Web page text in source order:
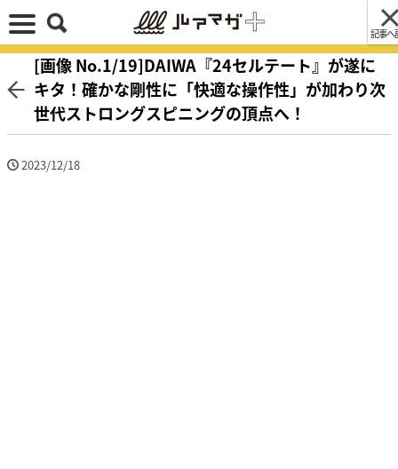
記事へ
[画像 No.1/19]DAIWA『24セルテート』が遂に
キタ！確かな剛性に「快適な操作性」が加わり次
世代ストロングスピニングの頂点へ！
2023/12/18